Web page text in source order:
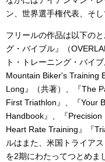
ン、世界選手権代表、そ
フリールの作品は以下の
グ・バイブル』（
ト・トレーニング・バイ
Mountain Biker's Training
Long』（共著）、『The
First Triathlon』、『Your
Handbook』、『
Heart Rate Training』『
ルはまた、米国トライア
を2期にわたってつとめま